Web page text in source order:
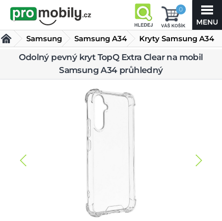
0
Samsung Samsung A34
Kryty Samsung A34
Odolný pevný kryt
TopQ Extra Clear
na mobil Samsung A34 průhledný
Odolný pevný kryt TopQ Extra Clear na mobil
Samsung A34 průhledný